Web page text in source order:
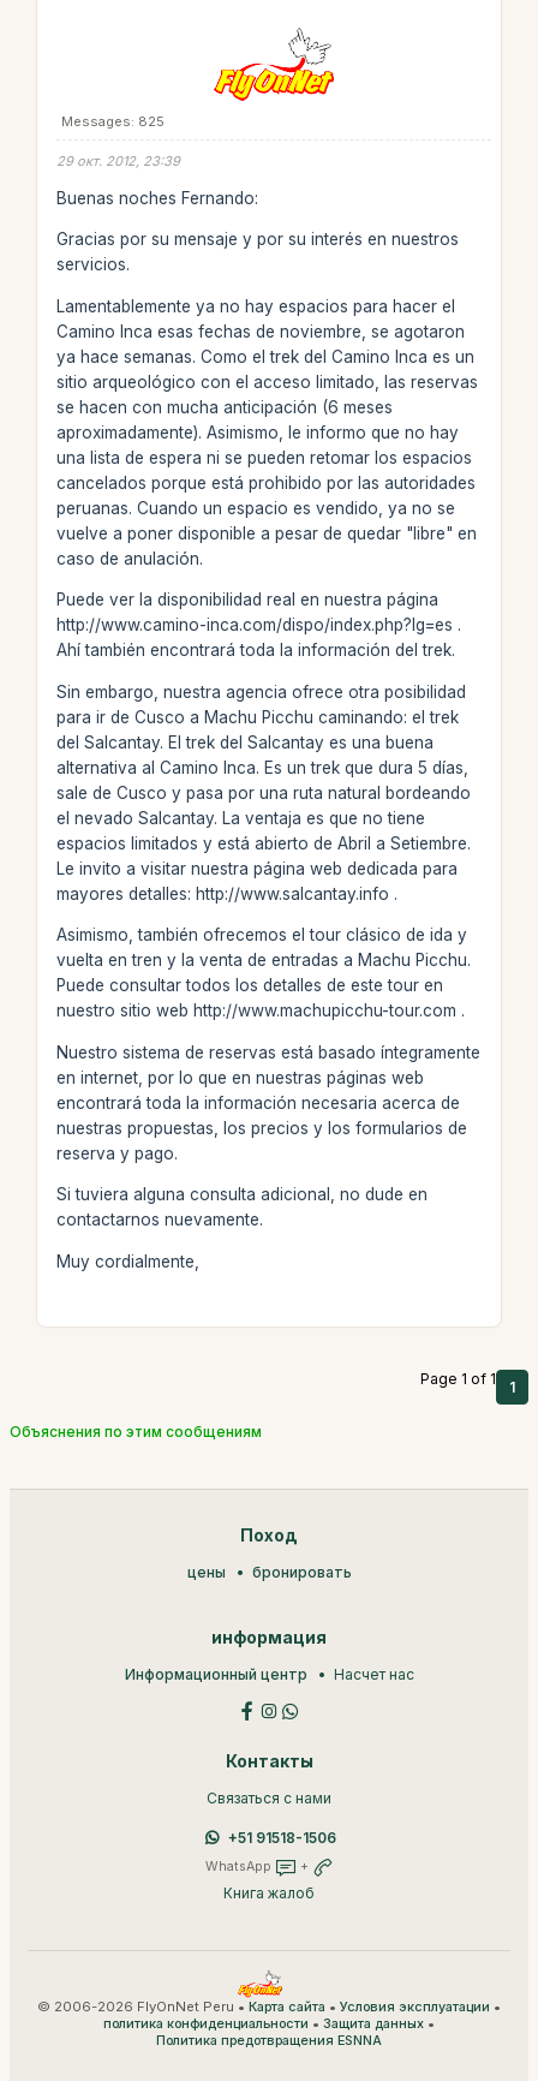
Messages: 825
29 окт. 2012, 23:39
Buenas noches Fernando:
Gracias por su mensaje y por su interés en nuestros
servicios.
Lamentablemente ya no hay espacios para hacer el
Camino Inca esas fechas de noviembre, se agotaron
ya hace semanas. Como el trek del Camino Inca es un
sitio arqueológico con el acceso limitado, las reservas
se hacen con mucha anticipación (6 meses
aproximadamente). Asimismo, le informo que no hay
una lista de espera ni se pueden retomar los espacios
cancelados porque está prohibido por las autoridades
peruanas. Cuando un espacio es vendido, ya no se
vuelve a poner disponible a pesar de quedar "libre" en
caso de anulación.
Puede ver la disponibilidad real en nuestra página
http://www.camino-inca.com/dispo/index.php?lg=es .
Ahí también encontrará toda la información del trek.
Sin embargo, nuestra agencia ofrece otra posibilidad
para ir de Cusco a Machu Picchu caminando: el trek
del Salcantay. El trek del Salcantay es una buena
alternativa al Camino Inca. Es un trek que dura 5 días,
sale de Cusco y pasa por una ruta natural bordeando
el nevado Salcantay. La ventaja es que no tiene
espacios limitados y está abierto de Abril a Setiembre.
Le invito a visitar nuestra página web dedicada para
mayores detalles: http://www.salcantay.info .
Asimismo, también ofrecemos el tour clásico de ida y
vuelta en tren y la venta de entradas a Machu Picchu.
Puede consultar todos los detalles de este tour en
nuestro sitio web http://www.machupicchu-tour.com .
Nuestro sistema de reservas está basado íntegramente
en internet, por lo que en nuestras páginas web
encontrará toda la información necesaria acerca de
nuestras propuestas, los precios y los formularios de
reserva y pago.
Si tuviera alguna consulta adicional, no dude en
contactarnos nuevamente.
Muy cordialmente,
Page 1 of 1 1
Объяснения по этим сообщениям
Поход
цены бронировать
информация
Информационный центр Насчет нас
Контакты
Связаться с нами
+51 91518-1506
WhatsApp +
Книга жалоб
© 2006-2026 FlyOnNet Peru • Карта сайта • Условия эксплуатации •
политика конфиденциальности • Защита данных •
Политика предотвращения ESNNA